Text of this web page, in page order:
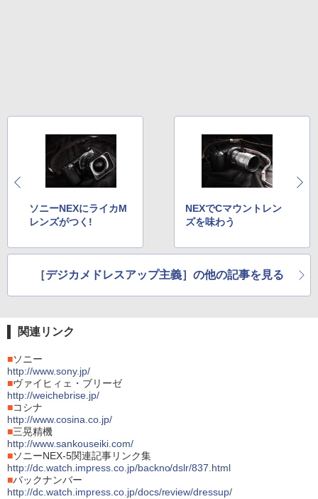
ソニーNEXにライカM
レンズがつく!
NEXでCマウントレン
ズを味わう
［デジカメドレスアップ主義］の他の記事を見る
関連リンク
■ソニー
http://www.sony.jp/
■ヴァイヒィェ・ブリーゼ
http://weichebrise.jp/
■コシナ
http://www.cosina.co.jp/
■三晃精機
http://www.sankouseiki.com/
■ソニーNEX-5関連記事リンク集
http://dc.watch.impress.co.jp/backno/dslr/837.html
■バックナンバー
http://dc.watch.impress.co.jp/docs/review/dressup/